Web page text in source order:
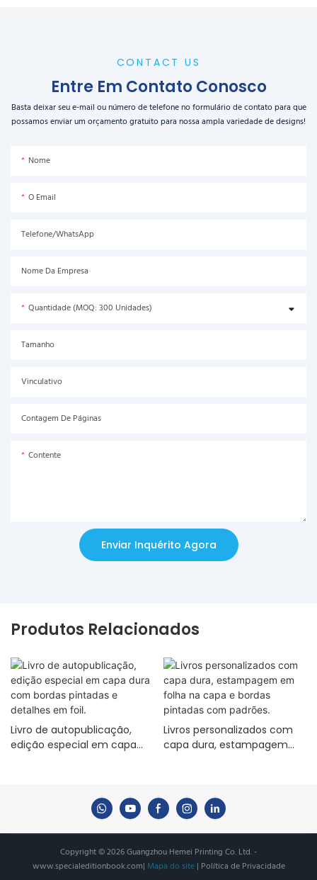
CONTACT US
Entre Em Contato Conosco
Basta deixar seu e-mail ou número de telefone no formulário de contato para que
possamos enviar um orçamento gratuito para nossa ampla variedade de designs!
Nome
O Email
Telefone/WhatsApp
Nome Da Empresa
Quantidade (MOQ: 300 Unidades)
Tamanho
Vinculativo
Contagem De Páginas
Contente
Enviar Inquérito Agora
Produtos Relacionados
Livro de autopublicação,
edição especial em capa
Livros personalizados com
capa dura, estampagem
Copyright © 2026 Guangzhou Hemei Printing Co. Ltd. -
www.specialeditionbook.com| Mapa do site| Política de Privacidade